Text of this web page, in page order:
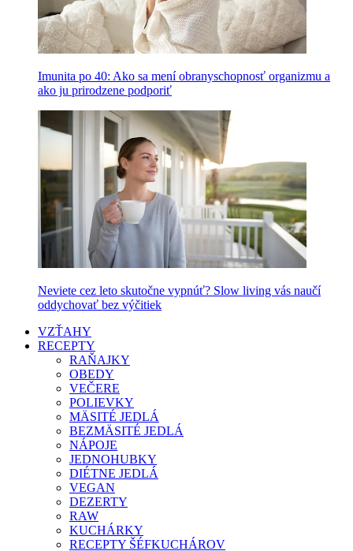
Imunita po 40: Ako sa mení obranyschopnosť organizmu a
ako ju prirodzene podporiť
Neviete cez leto skutočne vypnúť? Slow living vás naučí
oddychovať bez výčitiek
VZŤAHY
RECEPTY
RAŇAJKY
OBEDY
VEČERE
POLIEVKY
MÄSITÉ JEDLÁ
BEZMÄSITÉ JEDLÁ
NÁPOJE
JEDNOHUBKY
DIÉTNE JEDLÁ
VEGAN
DEZERTY
RAW
KUCHÁRKY
RECEPTY ŠÉFKUCHÁROV